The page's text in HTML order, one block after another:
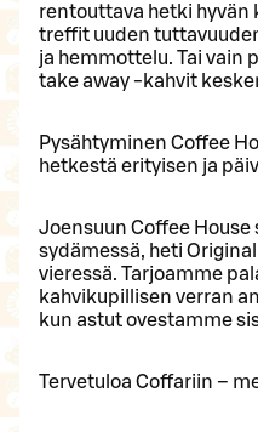
rentouttava hetki hyvän
treffit uuden
ja hemmottelu. Tai vain
take away -kahvit
Pysähtyminen Coffee
hetkestä erityisen ja
Joensuun Coffee
sydämessä, heti
vieressä. Tarjoamme
kahvikupillisen verran
kun astut ovestamme
Tervetuloa Coffariin –